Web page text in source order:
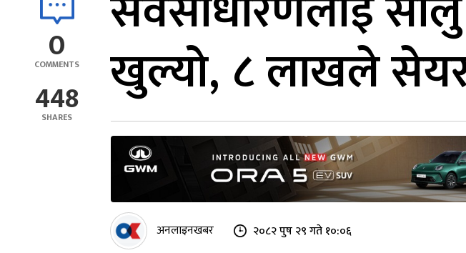
0
COMMENTS
448
SHARES
खुल्यो, ८ लाखले
अनलाइनखबर २०८२ पुष २९ गते १०:०६